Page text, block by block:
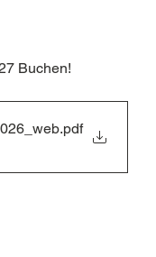
Buchen!
.pdf